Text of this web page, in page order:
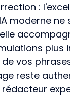
:
moderne
plus
vos
reste